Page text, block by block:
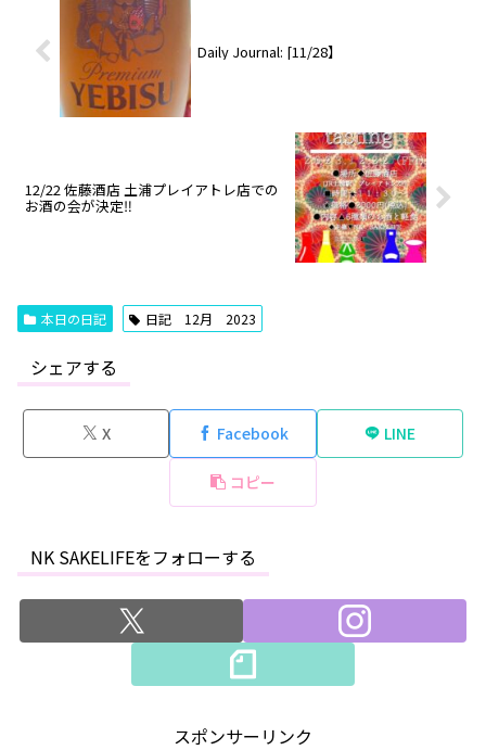
Daily Journal: [11/28】
12/22 佐藤酒店 土浦プレイアトレ店での
お酒の会が決定‼️
本日の日記 日記 12月 2023
シェアする
X Facebook LINE
コピー
NK SAKELIFEをフォローする
スポンサーリンク